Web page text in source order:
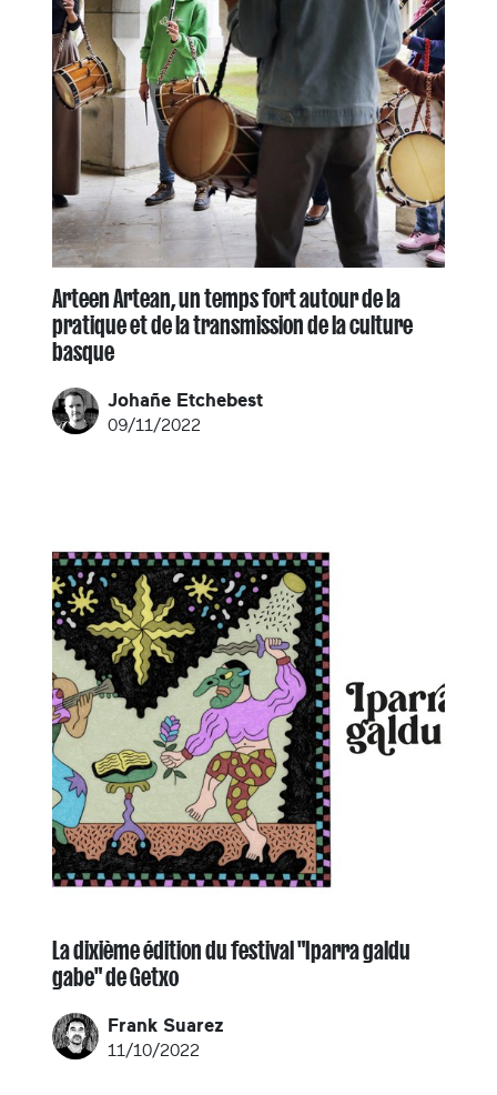
Arteen Artean, un temps fort autour de la
pratique et de la transmission de la culture
basque
Johañe Etchebest
09/11/2022
La dixième édition du festival "Iparra galdu
gabe" de Getxo
Frank Suarez
11/10/2022